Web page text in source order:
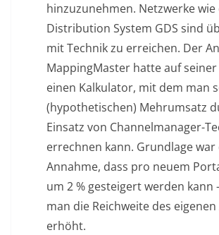
hinzuzunehmen. Netzwerke wie
Distribution System GDS sind
mit Technik zu erreichen. Der
MappingMaster hatte auf
einen Kalkulator, mit dem man
(hypothetischen) Mehrumsatz
Einsatz von Channelmanager-
errechnen kann. Grundlage war
Annahme, dass pro neuem
um 2 % gesteigert werden kann
man die Reichweite des
erhöht.